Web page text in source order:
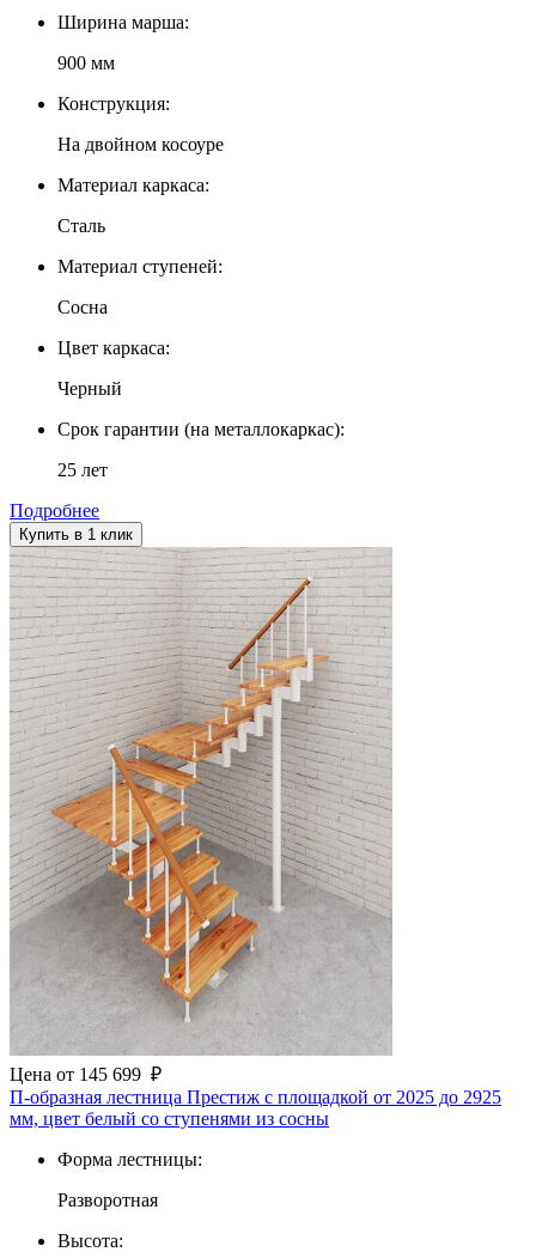
Ширина марша:
900 мм
Конструкция:
На двойном косоуре
Материал каркаса:
Сталь
Материал ступеней:
Сосна
Цвет каркаса:
Черный
Срок гарантии (на металлокаркас):
25 лет
Подробнее
Купить в 1 клик
Цена от 145 699 ₽
П-образная лестница Престиж с площадкой от 2025 до 2925
мм, цвет белый со ступенями из сосны
Форма лестницы:
Разворотная
Высота: